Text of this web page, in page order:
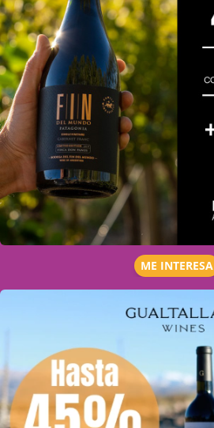
ME INTERESA